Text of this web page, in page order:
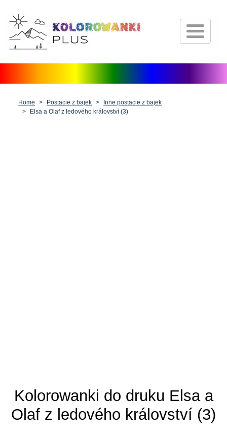
Strona główna
Postacie z bajek
Natura
Home Postacie z bajek
Inne postacie z bajek
Elsa a Olaf z ledového království (3)
Kolorowanki do druku Elsa a
Olaf z ledového království (3)